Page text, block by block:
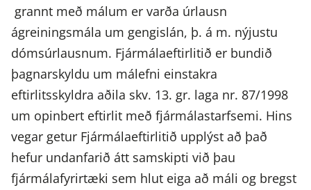
grannt með málum er varða úrlausn
ágreiningsmála um gengislán, þ. á m. nýjustu
dómsúrlausnum. Fjármálaeftirlitið er bundið
þagnarskyldu um málefni einstakra
eftirlitsskyldra aðila skv. 13. gr. laga nr. 87/1998
um opinbert eftirlit með fjármálastarfsemi. Hins
vegar getur Fjármálaeftirlitið upplýst að það
hefur undanfarið átt samskipti við þau
fjármálafyrirtæki sem hlut eiga að máli og bregst